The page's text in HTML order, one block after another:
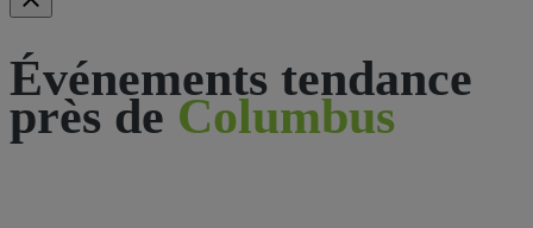
Événements tendance
près de Columbus